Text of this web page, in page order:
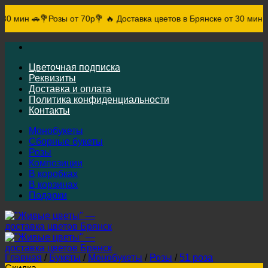
🚗💐Розы от 70р💐 🔥 Доставка цветов в Брянске от 30 мин 🚗
Цветочная подписка
Реквизиты
Доставка и оплата
Политика конфиденциальности
Контакты
Монобукеты
Сборные букеты
Розы
Композиции
В коробках
В корзинах
Подарки
Главная / Букеты / Монобукеты / Розы / 51 роза